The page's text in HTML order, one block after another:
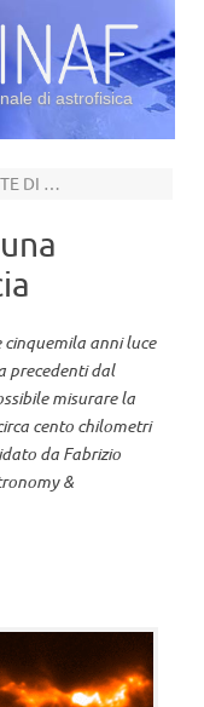
di astrofisica
GRAZIE A SOUL, LBT SI SPINGE AL LIMITE DI DIFFRAZIONE
anni luce
precedenti dal
misurare la
cento chilometri
da Fabrizio
&